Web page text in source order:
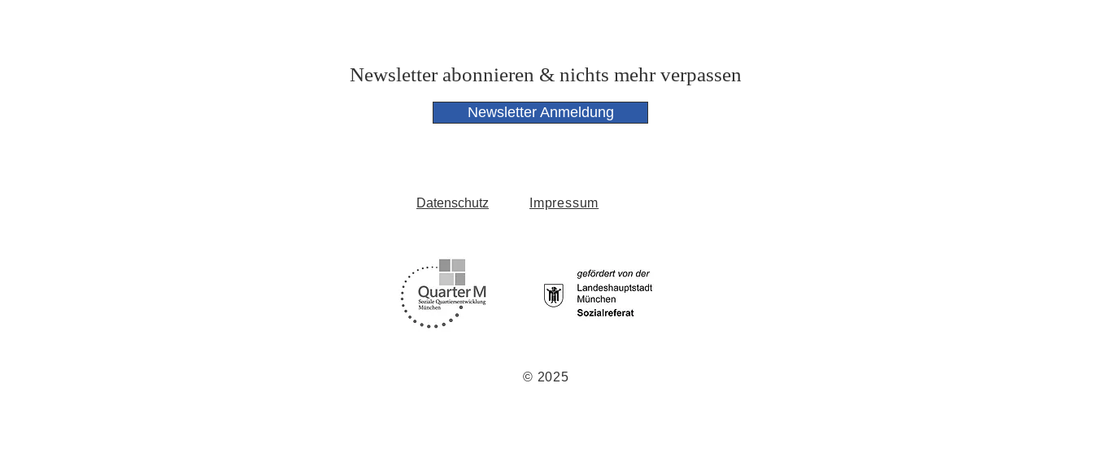
Newsletter abonnieren & nichts mehr verpassen
Newsletter Anmeldung
Datenschutz Impressum
© 2025